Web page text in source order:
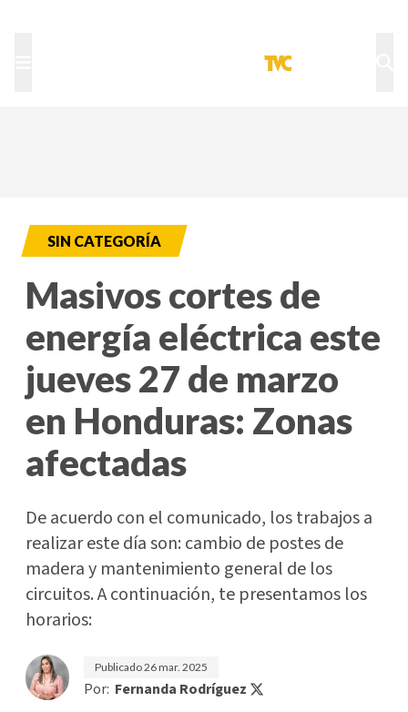
SIN CATEGORÍA
Masivos cortes de
energía eléctrica este
jueves 27 de marzo
en Honduras: Zonas
afectadas
De acuerdo con el comunicado, los trabajos a
realizar este día son: cambio de postes de
madera y mantenimiento general de los
circuitos. A continuación, te presentamos los
horarios:
Publicado26 mar. 2025
Por: Fernanda Rodríguez